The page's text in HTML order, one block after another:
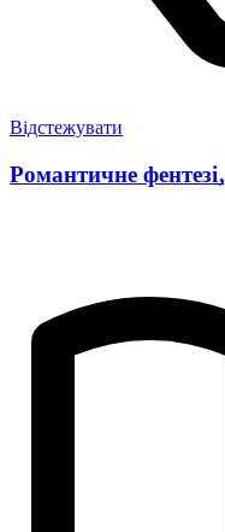
Відстежувати
Романтичне фентезі,